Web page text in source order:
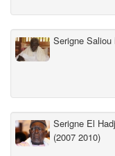
Serigne Saliou
Serigne El
(2007 2010)